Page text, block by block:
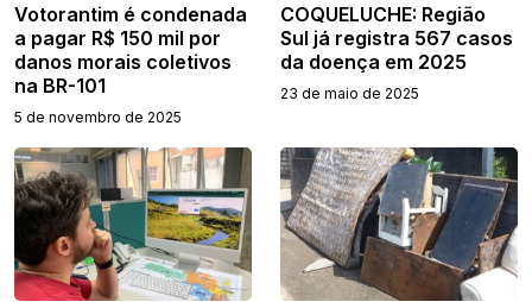
Votorantim é condenada
a pagar R$ 150 mil por
danos morais coletivos
na BR-101
5 de novembro de 2025
COQUELUCHE: Região
Sul já registra 567 casos
da doença em 2025
23 de maio de 2025